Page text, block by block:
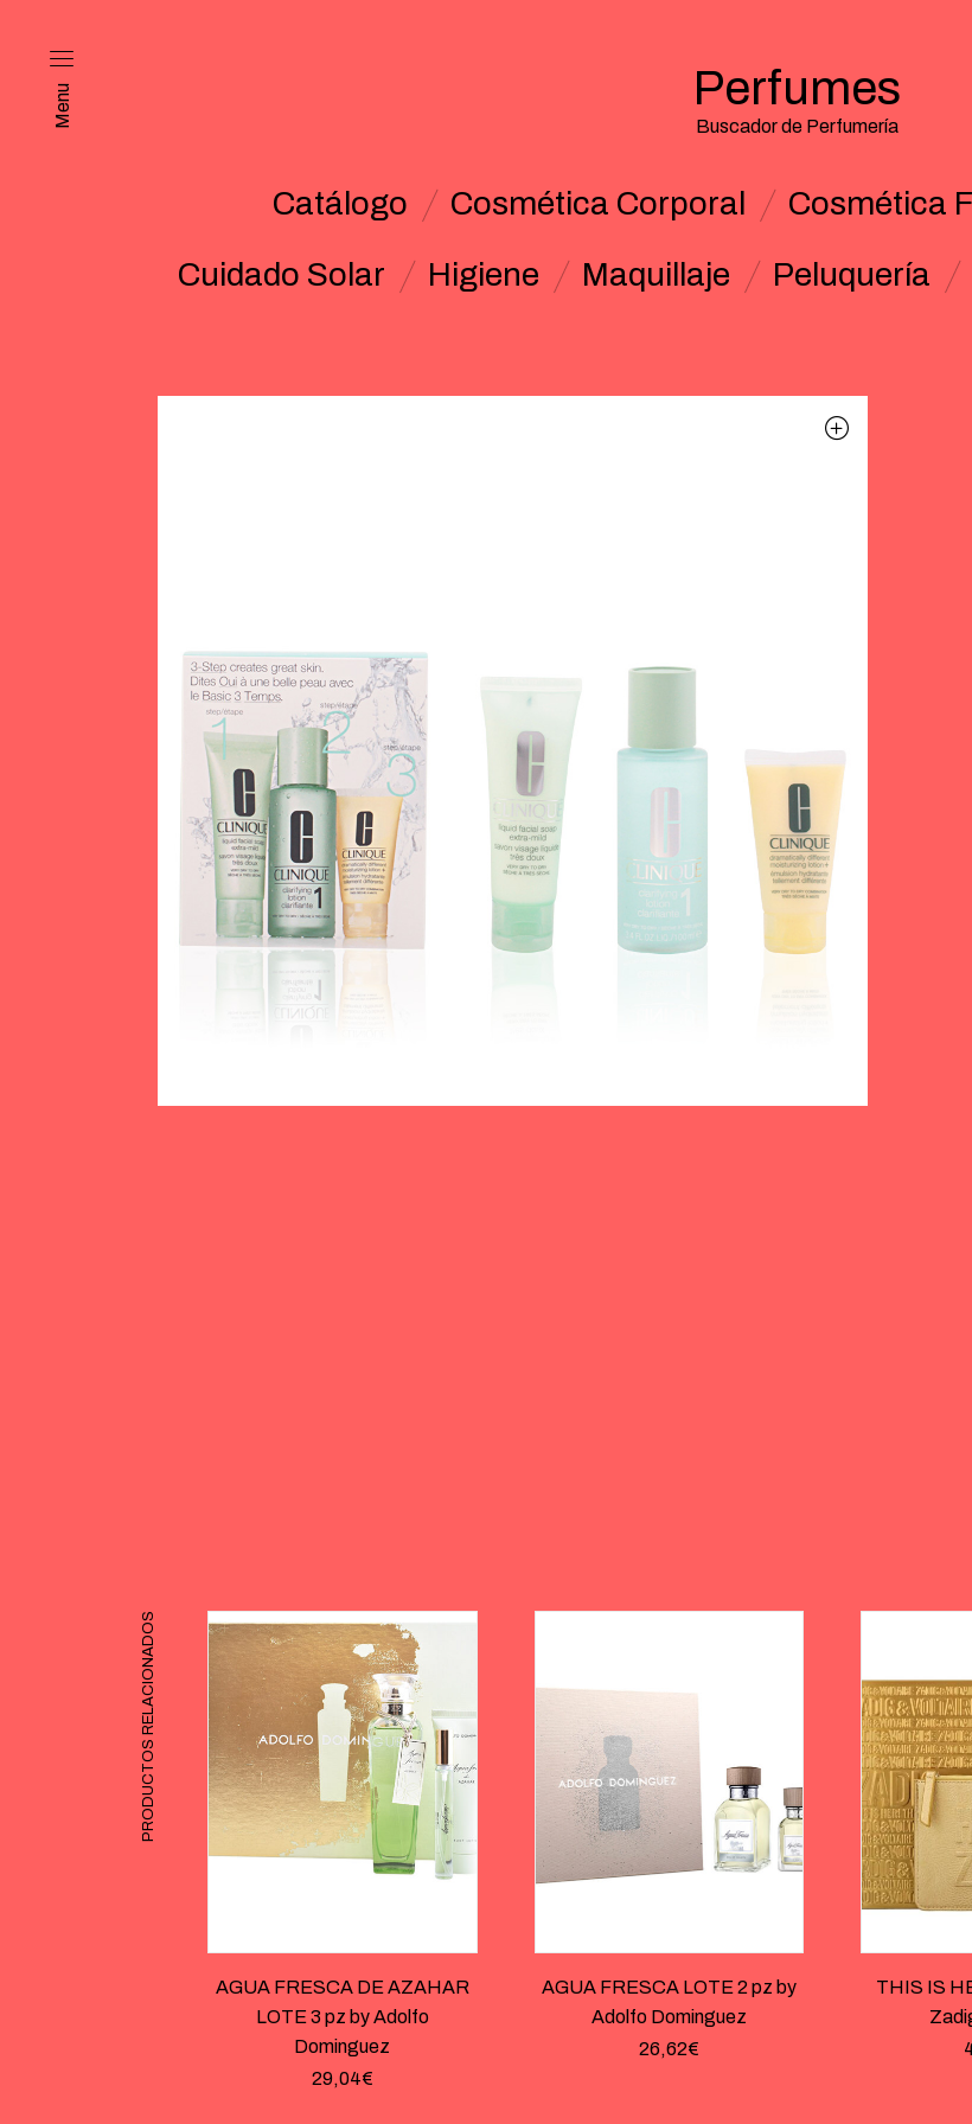
Menu Perfumes
Buscador de Perfumería
Catálogo Cosmética Corporal Cosmética
Cuidado Solar
Higiene Maquillaje Peluquería
PRODUCTOS RELACIONADOS
AGUA FRESCA DE AZAHAR
LOTE 3 pz by Adolfo
Dominguez
29,04€
AGUA FRESCA LOTE 2 pz by
Adolfo Dominguez
26,62€
THIS IS